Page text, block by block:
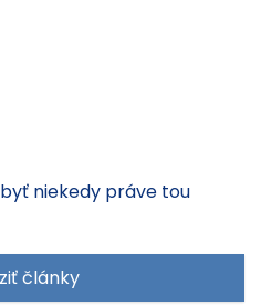
niekedy práve tou
články